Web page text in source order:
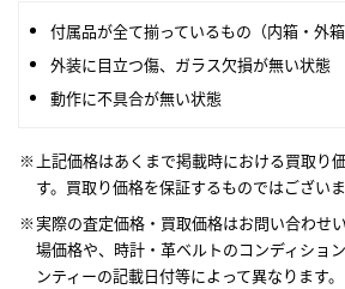
付属品が全て揃っているもの（内箱・外箱
外装に目立つ傷、ガラス欠損が無い状態
動作に不具合が無い状態
上記価格はあくまで掲載時における買取り
す。買取り価格を保証するものではございま
実際の査定価格・買取価格はお問い合わせ
場価格や、時計・革ベルトのコンディショ
ンティーの記載日付等によって異なります